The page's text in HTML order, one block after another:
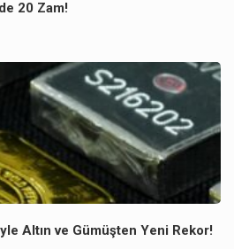
20 Zam!
Altın ve Gümüşten Yeni Rekor!